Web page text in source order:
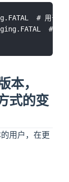
# 用于关
，
式的变
用户，在更